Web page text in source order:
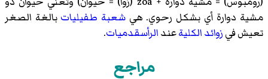
مشية دوارة أي بشكل رحوي. هي شعبة طفيليات بالغة الصغر
تعيش فيزوائد الكليةعندالرأسقدميات.
مراجع